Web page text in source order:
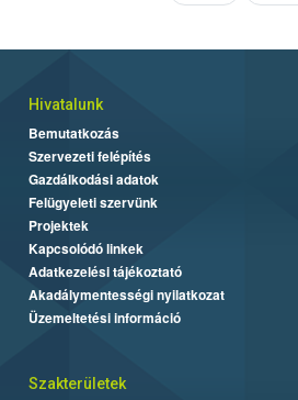
Hivatalunk
Bemutatkozás
Szervezeti felépítés
Gazdálkodási adatok
Felügyeleti szervünk
Projektek
Kapcsolódó linkek
Adatkezelési tájékoztató
Akadálymentességi nyilatkozat
Üzemeltetési információ
Szakterületek